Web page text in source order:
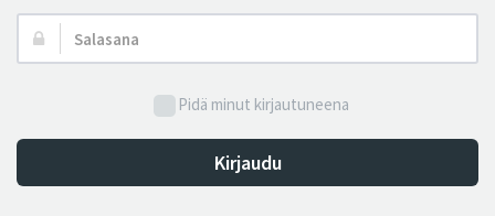
Salasana:
Pidä minut kirjautuneena
Kirjaudu